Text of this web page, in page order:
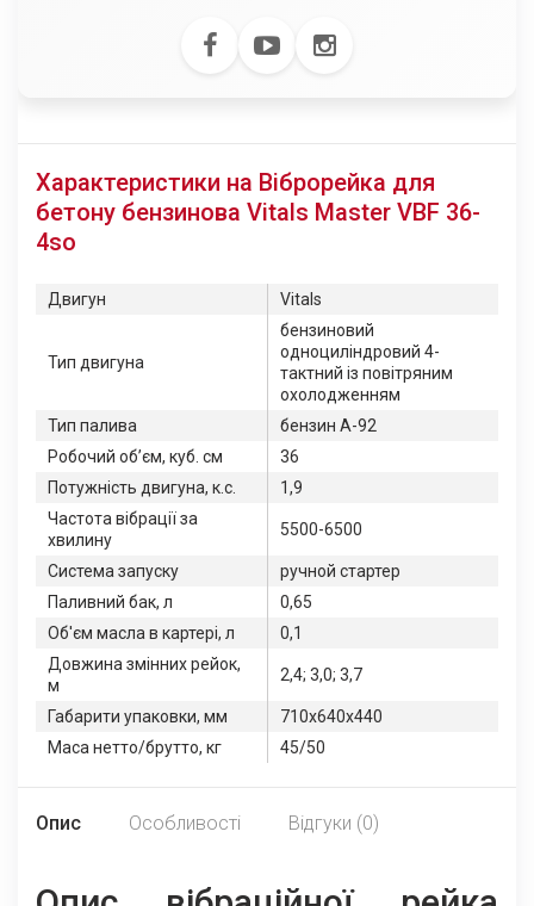
Характеристики на Віброрейка для
бетону бензинова Vitals Master VBF 36-
4so
Двигун Vitals
Тип двигуна
бензиновий
одноциліндровий 4-
тактний із повітряним
охолодженням
Тип палива
бензин А-92
Робочий об’єм, куб. см
36
Потужність двигуна, к.с.
1,9
Частота вібрації за
хвилину
5500-6500
Система запуску
ручной стартер
Паливний бак, л
0,65
Об'єм масла в картері, л
0,1
Довжина змінних рейок,
м
2,4; 3,0; 3,7
Габарити упаковки, мм
710х640х440
Маса нетто/брутто, кг
45/50
Опис Особливості Відгуки (0)